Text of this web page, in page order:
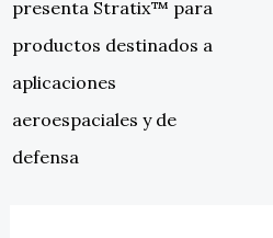
presenta Stratix™ para
productos destinados a
aplicaciones
aeroespaciales y de
defensa